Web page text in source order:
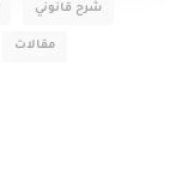
شرح قانوني
مقالات